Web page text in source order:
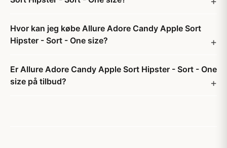
Hvor kan jeg købe Allure Adore Candy Apple Sort
Hipster - Sort - One size?
Er Allure Adore Candy Apple Sort Hipster - Sort - One
size på tilbud?